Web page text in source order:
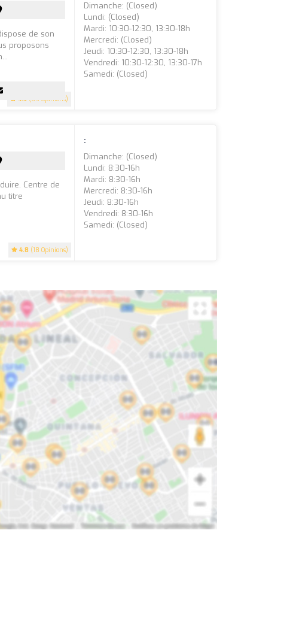
4.5 (65 Opinions)
de son
proposons
Dimanche: (closed)
Lundi: (closed)
Mardi: 10:30-12:30, 13:30-18h
Mercredi: (closed)
Jeudi: 10:30-12:30, 13:30-18h
Vendredi: 10:30-12:30, 13:30-17h
Samedi: (closed)
4.8 (18 Opinions)
Centre de
titre
:
Dimanche: (closed)
Lundi: 8:30-16h
Mardi: 8:30-16h
Mercredi: 8:30-16h
Jeudi: 8:30-16h
Vendredi: 8:30-16h
Samedi: (closed)